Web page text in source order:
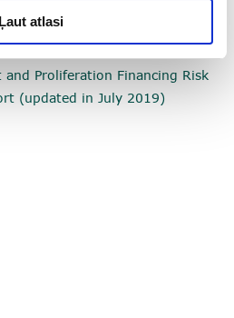
Ļaut atlasi
and Proliferation Financing Risk
(updated in July 2019)